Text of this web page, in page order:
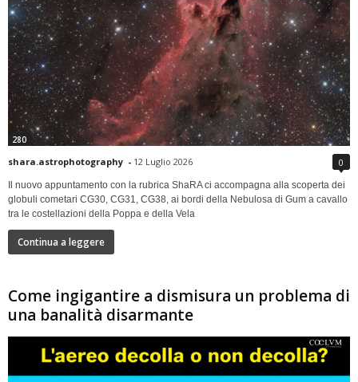
280
shara.astrophotography - 12 Luglio 2026 0
Il nuovo appuntamento con la rubrica ShaRA ci accompagna alla scoperta dei
globuli cometari CG30, CG31, CG38, ai bordi della Nebulosa di Gum a cavallo
tra le costellazioni della Poppa e della Vela
Continua a leggere
Come ingigantire a dismisura un problema di
una banalità disarmante